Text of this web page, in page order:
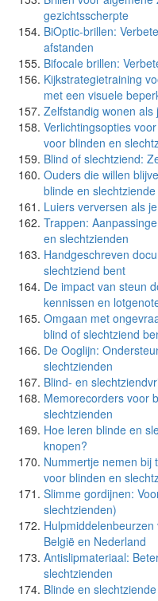
gezichtsscherpte
BiOptic-brillen:
afstanden
Bifocale brillen:
Kijkstrategietraining
met een visuele
Zelfstandig wonen
Verlichtingsopties
voor blinden en
Blind of slechtziend:
Ouders die willen
blinde en
Luiers verversen als
Trappen:
en slechtzienden
Handgeschreven
slechtziend bent
De impact van steun
kennissen en
Omgaan met
blind of slechtziend
De Ooglijn:
slechtzienden
Blind- en
Memorecorders voor
slechtzienden
Hoe leren blinde en
knopen?
Nummertje nemen bij
voor blinden en
Slimme gordijnen:
slechtzienden)
België en Nederland
Antislipmateriaal:
slechtzienden
Blinde en